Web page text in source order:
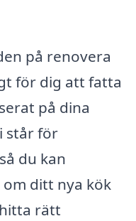
på renovera
för dig att fatta
på dina
står för
du kan
ditt nya kök
rätt